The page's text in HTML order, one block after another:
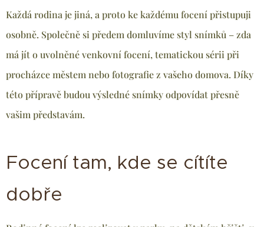
Každá rodina je jiná, a proto ke každému focení přistupuji
osobně. Společně si předem domluvíme styl snímků – zda
má jít o uvolněné venkovní focení, tematickou sérii při
procházce městem nebo fotografie z vašeho domova. Díky
této přípravě budou výsledné snímky odpovídat přesně
vašim představám.
Focení tam, kde se cítíte
dobře